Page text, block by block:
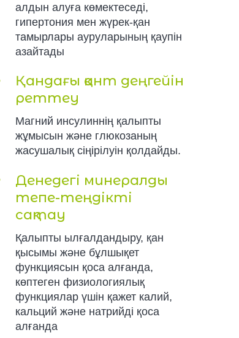
алдын алуға көмектеседі,
гипертония мен жүрек-қан
тамырлары ауруларының қаупін
азайтады
Қандағы қант деңгейін
реттеу
Магний инсулиннің қалыпты
жұмысын және глюкозаның
жасушалық сіңірілуін қолдайды.
Денедегі минералды
тепе-теңдікті
сақтау
Қалыпты ылғалдандыру, қан
қысымы және бұлшықет
функциясын қоса алғанда,
көптеген физиологиялық
функциялар үшін қажет калий,
кальций және натрийді қоса
алғанда